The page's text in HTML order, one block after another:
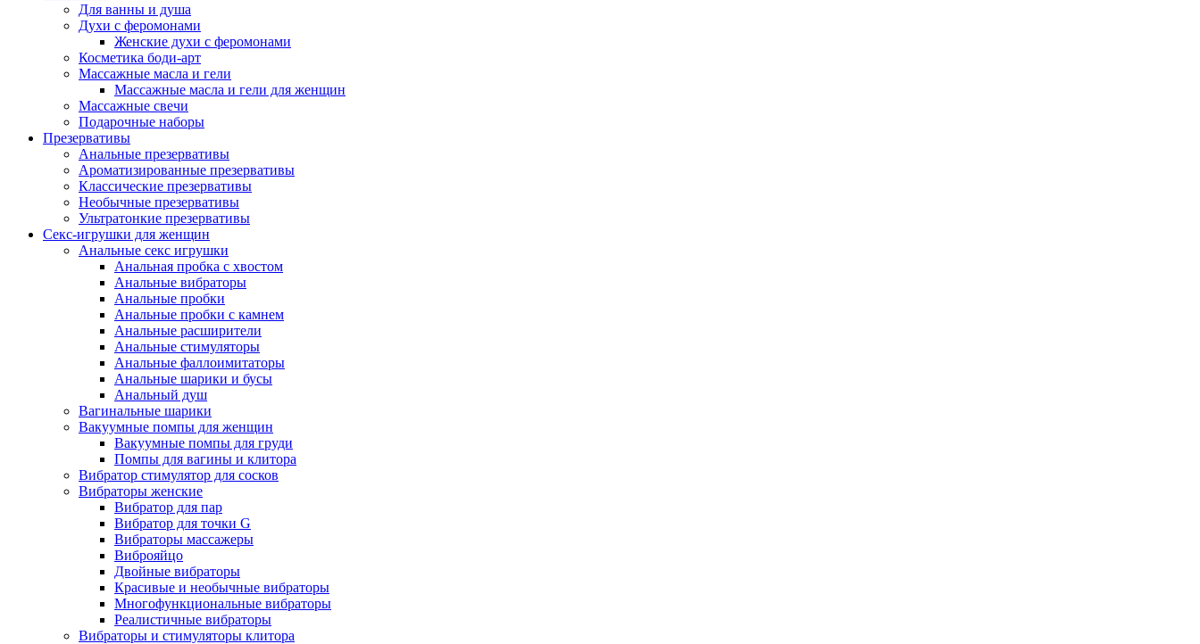
Для ванны и душа
Духи с феромонами
Женские духи с феромонами
Косметика боди-арт
Массажные масла и гели
Массажные масла и гели для женщин
Массажные свечи
Подарочные наборы
Презервативы
Анальные презервативы
Ароматизированные презервативы
Классические презервативы
Необычные презервативы
Ультратонкие презервативы
Секс-игрушки для женщин
Анальные секс игрушки
Анальная пробка с хвостом
Анальные вибраторы
Анальные пробки
Анальные пробки с камнем
Анальные расширители
Анальные стимуляторы
Анальные фаллоимитаторы
Анальные шарики и бусы
Анальный душ
Вагинальные шарики
Вакуумные помпы для женщин
Вакуумные помпы для груди
Помпы для вагины и клитора
Вибратор стимулятор для сосков
Вибраторы женские
Вибратор для пар
Вибратор для точки G
Вибраторы массажеры
Виброяйцо
Двойные вибраторы
Красивые и необычные вибраторы
Многофункциональные вибраторы
Реалистичные вибраторы
Вибраторы и стимуляторы клитора